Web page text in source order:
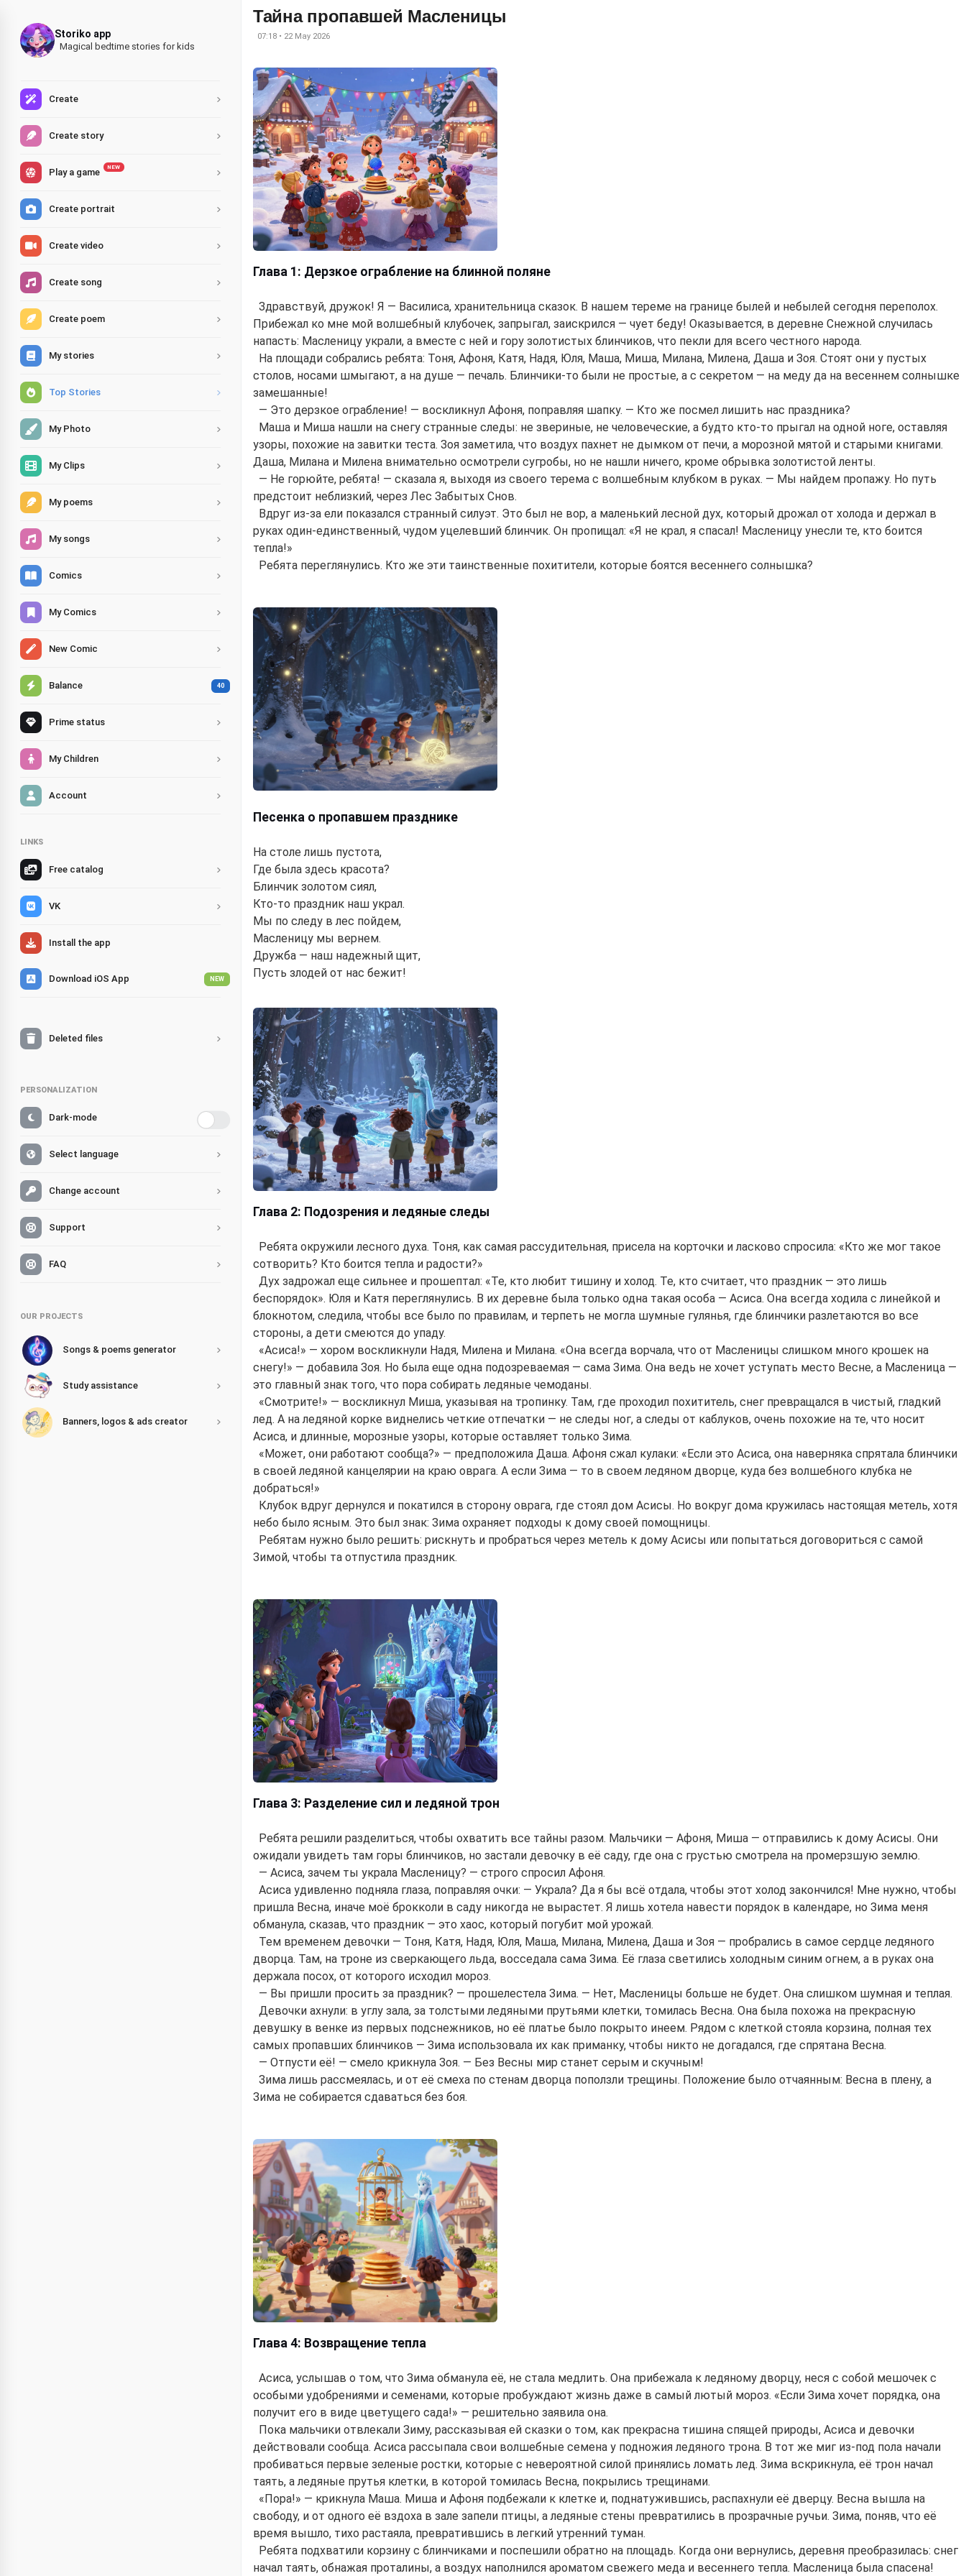
Storiko app
Magical bedtime stories for kids
Create
Create story
Play a game NEW
Create portrait
Create video
Create song
Create poem
My stories
Top Stories
My Photo
My Clips
My poems
My songs
Comics
My Comics
New Comic
Balance 40
Prime status
My Children
Account
LINKS
Free catalog
VK
Install the app
Download iOS App NEW
Deleted files
PERSONALIZATION
Dark-mode
Select language
Change account
Support
FAQ
OUR PROJECTS
Songs & poems generator
Study assistance
Banners, logos & ads creator
Тайна пропавшей Масленицы
07:18 • 22 May 2026
Глава 1: Дерзкое ограбление на блинной поляне
Здравствуй, дружок! Я — Василиса, хранительница сказок. В нашем тереме на границе былей и небылей сегодня переполох.
Прибежал ко мне мой волшебный клубочек, запрыгал, заискрился — чует беду! Оказывается, в деревне Снежной случилась
напасть: Масленицу украли, а вместе с ней и гору золотистых блинчиков, что пекли для всего честного народа.
На площади собрались ребята: Тоня, Афоня, Катя, Надя, Юля, Маша, Миша, Милана, Милена, Даша и Зоя. Стоят они у пустых
столов, носами шмыгают, а на душе — печаль. Блинчики-то были не простые, а с секретом — на меду да на весеннем солнышке
замешанные!
— Это дерзкое ограбление! — воскликнул Афоня, поправляя шапку. — Кто же посмел лишить нас праздника?
Маша и Миша нашли на снегу странные следы: не звериные, не человеческие, а будто кто-то прыгал на одной ноге, оставляя
узоры, похожие на завитки теста. Зоя заметила, что воздух пахнет не дымком от печи, а морозной мятой и старыми книгами.
Даша, Милана и Милена внимательно осмотрели сугробы, но не нашли ничего, кроме обрывка золотистой ленты.
— Не горюйте, ребята! — сказала я, выходя из своего терема с волшебным клубком в руках. — Мы найдем пропажу. Но путь
предстоит неблизкий, через Лес Забытых Снов.
Вдруг из-за ели показался странный силуэт. Это был не вор, а маленький лесной дух, который дрожал от холода и держал в
руках один-единственный, чудом уцелевший блинчик. Он пропищал: «Я не крал, я спасал! Масленицу унесли те, кто боится
тепла!»
Ребята переглянулись. Кто же эти таинственные похитители, которые боятся весеннего солнышка?
Песенка о пропавшем празднике
На столе лишь пустота,
Где была здесь красота?
Блинчик золотом сиял,
Кто-то праздник наш украл.
Мы по следу в лес пойдем,
Масленицу мы вернем.
Дружба — наш надежный щит,
Пусть злодей от нас бежит!
Глава 2: Подозрения и ледяные следы
Ребята окружили лесного духа. Тоня, как самая рассудительная, присела на корточки и ласково спросила: «Кто же мог такое
сотворить? Кто боится тепла и радости?»
Дух задрожал еще сильнее и прошептал: «Те, кто любит тишину и холод. Те, кто считает, что праздник — это лишь
беспорядок». Юля и Катя переглянулись. В их деревне была только одна такая особа — Асиса. Она всегда ходила с линейкой и
блокнотом, следила, чтобы все было по правилам, и терпеть не могла шумные гулянья, где блинчики разлетаются во все
стороны, а дети смеются до упаду.
«Асиса!» — хором воскликнули Надя, Милена и Милана. «Она всегда ворчала, что от Масленицы слишком много крошек на
снегу!» — добавила Зоя. Но была еще одна подозреваемая — сама Зима. Она ведь не хочет уступать место Весне, а Масленица —
это главный знак того, что пора собирать ледяные чемоданы.
«Смотрите!» — воскликнул Миша, указывая на тропинку. Там, где проходил похититель, снег превращался в чистый, гладкий
лед. А на ледяной корке виднелись четкие отпечатки — не следы ног, а следы от каблуков, очень похожие на те, что носит
Асиса, и длинные, морозные узоры, которые оставляет только Зима.
«Может, они работают сообща?» — предположила Даша. Афоня сжал кулаки: «Если это Асиса, она наверняка спрятала блинчики
в своей ледяной канцелярии на краю оврага. А если Зима — то в своем ледяном дворце, куда без волшебного клубка не
добраться!»
Клубок вдруг дернулся и покатился в сторону оврага, где стоял дом Асисы. Но вокруг дома кружилась настоящая метель, хотя
небо было ясным. Это был знак: Зима охраняет подходы к дому своей помощницы.
Ребятам нужно было решить: рискнуть и пробраться через метель к дому Асисы или попытаться договориться с самой
Зимой, чтобы та отпустила праздник.
Глава 3: Разделение сил и ледяной трон
Ребята решили разделиться, чтобы охватить все тайны разом. Мальчики — Афоня, Миша — отправились к дому Асисы. Они
ожидали увидеть там горы блинчиков, но застали девочку в её саду, где она с грустью смотрела на промерзшую землю.
— Асиса, зачем ты украла Масленицу? — строго спросил Афоня.
Асиса удивленно подняла глаза, поправляя очки: — Украла? Да я бы всё отдала, чтобы этот холод закончился! Мне нужно, чтобы
пришла Весна, иначе моё брокколи в саду никогда не вырастет. Я лишь хотела навести порядок в календаре, но Зима меня
обманула, сказав, что праздник — это хаос, который погубит мой урожай.
Тем временем девочки — Тоня, Катя, Надя, Юля, Маша, Милана, Милена, Даша и Зоя — пробрались в самое сердце ледяного
дворца. Там, на троне из сверкающего льда, восседала сама Зима. Её глаза светились холодным синим огнем, а в руках она
держала посох, от которого исходил мороз.
— Вы пришли просить за праздник? — прошелестела Зима. — Нет, Масленицы больше не будет. Она слишком шумная и теплая.
Девочки ахнули: в углу зала, за толстыми ледяными прутьями клетки, томилась Весна. Она была похожа на прекрасную
девушку в венке из первых подснежников, но её платье было покрыто инеем. Рядом с клеткой стояла корзина, полная тех
самых пропавших блинчиков — Зима использовала их как приманку, чтобы никто не догадался, где спрятана Весна.
— Отпусти её! — смело крикнула Зоя. — Без Весны мир станет серым и скучным!
Зима лишь рассмеялась, и от её смеха по стенам дворца поползли трещины. Положение было отчаянным: Весна в плену, а
Зима не собирается сдаваться без боя.
Глава 4: Возвращение тепла
Асиса, услышав о том, что Зима обманула её, не стала медлить. Она прибежала к ледяному дворцу, неся с собой мешочек с
особыми удобрениями и семенами, которые пробуждают жизнь даже в самый лютый мороз. «Если Зима хочет порядка, она
получит его в виде цветущего сада!» — решительно заявила она.
Пока мальчики отвлекали Зиму, рассказывая ей сказки о том, как прекрасна тишина спящей природы, Асиса и девочки
действовали сообща. Асиса рассыпала свои волшебные семена у подножия ледяного трона. В тот же миг из-под пола начали
пробиваться первые зеленые ростки, которые с невероятной силой принялись ломать лед. Зима вскрикнула, её трон начал
таять, а ледяные прутья клетки, в которой томилась Весна, покрылись трещинами.
«Пора!» — крикнула Маша. Миша и Афоня подбежали к клетке и, поднатужившись, распахнули её дверцу. Весна вышла на
свободу, и от одного её вздоха в зале запели птицы, а ледяные стены превратились в прозрачные ручьи. Зима, поняв, что её
время вышло, тихо растаяла, превратившись в легкий утренний туман.
Ребята подхватили корзину с блинчиками и поспешили обратно на площадь. Когда они вернулись, деревня преобразилась: снег
начал таять, обнажая проталины, а воздух наполнился ароматом свежего меда и весеннего тепла. Масленица была спасена!
Hi! I am Storiko 👋
I tell magical bedtime stories for
your kids 🌟
Read a story
By starting to use the service, you accept: